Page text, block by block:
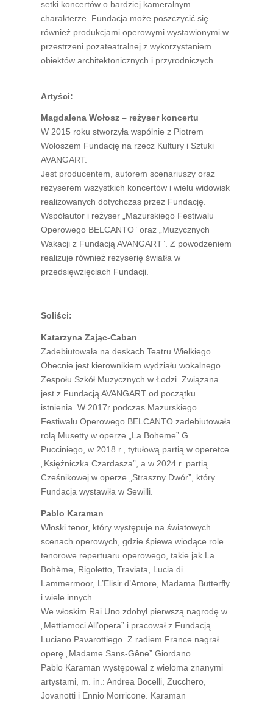
setki koncertów o bardziej kameralnym
charakterze. Fundacja może poszczycić się
również produkcjami operowymi wystawionymi w
przestrzeni pozateatralnej z wykorzystaniem
obiektów architektonicznych i przyrodniczych.
Artyści:
Magdalena Wołosz – reżyser koncertu
W 2015 roku stworzyła wspólnie z Piotrem
Wołoszem Fundację na rzecz Kultury i Sztuki
AVANGART.
Jest producentem, autorem scenariuszy oraz
reżyserem wszystkich koncertów i wielu widowisk
realizowanych dotychczas przez Fundację.
Współautor i reżyser „Mazurskiego Festiwalu
Operowego BELCANTO” oraz „Muzycznych
Wakacji z Fundacją AVANGART”. Z powodzeniem
realizuje również reżyserię światła w
przedsięwzięciach Fundacji.
Soliści:
Katarzyna Zając-Caban
Zadebiutowała na deskach Teatru Wielkiego.
Obecnie jest kierownikiem wydziału wokalnego
Zespołu Szkół Muzycznych w Łodzi. Związana
jest z Fundacją AVANGART od początku
istnienia. W 2017r podczas Mazurskiego
Festiwalu Operowego BELCANTO zadebiutowała
rolą Musetty w operze „La Boheme” G.
Pucciniego, w 2018 r., tytułową partią w operetce
„Księżniczka Czardasza”, a w 2024 r. partią
Cześnikowej w operze „Straszny Dwór”, który
Fundacja wystawiła w Sewilli.
Pablo Karaman
Włoski tenor, który występuje na światowych
scenach operowych, gdzie śpiewa wiodące role
tenorowe repertuaru operowego, takie jak La
Bohème, Rigoletto, Traviata, Lucia di
Lammermoor, L’Elisir d’Amore, Madama Butterfly
i wiele innych.
We włoskim Rai Uno zdobył pierwszą nagrodę w
„Mettiamoci All’opera” i pracował z Fundacją
Luciano Pavarottiego. Z radiem France nagrał
operę „Madame Sans-Gêne” Giordano.
Pablo Karaman występował z wieloma znanymi
artystami, m. in.: Andrea Bocelli, Zucchero,
Jovanotti i Ennio Morricone. Karaman